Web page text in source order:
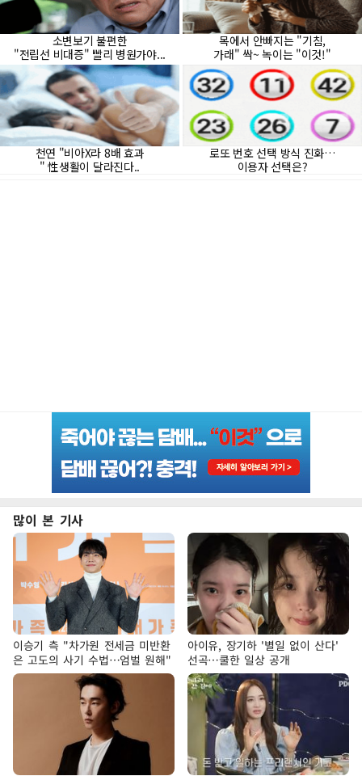
많이 본 기사
이승기 측 "차가원 전세금 미반환
은 고도의 사기 수법…엄벌 원해"
아이유, 장기하 '별일 없이 산다'
선곡…쿨한 일상 공개